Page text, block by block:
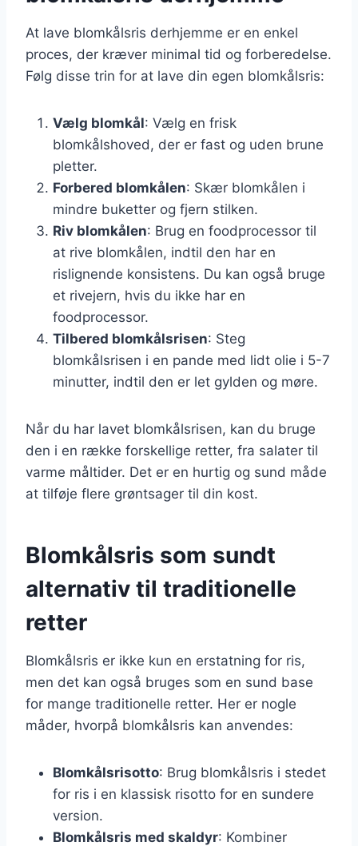
At lave blomkålsris derhjemme er en enkel
proces, der kræver minimal tid og forberedelse.
Følg disse trin for at lave din egen blomkålsris:
Vælg blomkål: Vælg en frisk
blomkålshoved, der er fast og uden brune
pletter.
Forbered blomkålen: Skær blomkålen i
mindre buketter og fjern stilken.
Riv blomkålen: Brug en foodprocessor til
at rive blomkålen, indtil den har en
rislignende konsistens. Du kan også bruge
et rivejern, hvis du ikke har en
foodprocessor.
Tilbered blomkålsrisen: Steg
blomkålsrisen i en pande med lidt olie i 5-7
minutter, indtil den er let gylden og møre.
Når du har lavet blomkålsrisen, kan du bruge
den i en række forskellige retter, fra salater til
varme måltider. Det er en hurtig og sund måde
at tilføje flere grøntsager til din kost.
Blomkålsris som sundt
alternativ til traditionelle
retter
Blomkålsris er ikke kun en erstatning for ris,
men det kan også bruges som en sund base
for mange traditionelle retter. Her er nogle
måder, hvorpå blomkålsris kan anvendes:
Blomkålsrisotto: Brug blomkålsris i stedet
for ris i en klassisk risotto for en sundere
version.
Blomkålsris med skaldyr: Kombiner